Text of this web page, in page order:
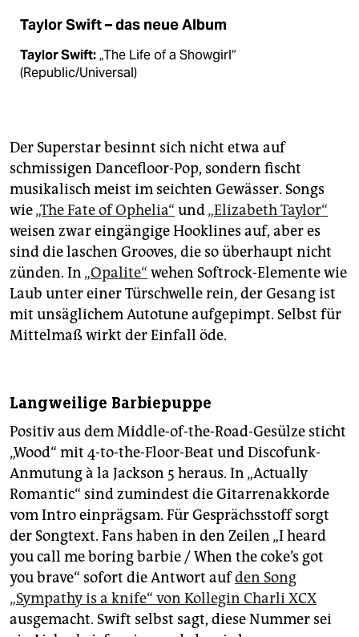
Taylor Swift – das neue Album
Taylor Swift:„The Life of a Showgirl“
(Republic/Universal)
Der Superstar besinnt sich nicht etwa auf
schmissigen Dancefloor-Pop, sondern fischt
musikalisch meist im seichten Gewässer. Songs
wie„The Fate of Ophelia“ und„Elizabeth Taylor“
weisen zwar eingängige Hook­lines auf, aber es
sind die laschen Grooves, die so überhaupt nicht
zünden. In „Opalite“ wehen Softrock-Elemente wie
Laub unter einer Türschwelle rein, der Gesang ist
mit unsäglichem Autotune aufgepimpt. Selbst für
Mittelmaß wirkt der Einfall öde.
Langweilige Barbiepuppe
Positiv aus dem Middle-of-the-Road-Gesülze sticht
„Wood“ mit 4-to-the-Floor-Beat und Discofunk-
Anmutung à la Jackson 5 heraus. In „Actually
Romantic“ sind zumindest die Gitarrenakkorde
vom Intro einprägsam. Für Gesprächsstoff sorgt
der Songtext. Fans haben in den Zeilen „I heard
you call me boring barbie / When the coke’s got
you brave“ sofort die Antwort aufden Song
„Sympathy is a knife“ von Kollegin Charli XCX
ausgemacht. Swift selbst sagt, diese Nummer sei